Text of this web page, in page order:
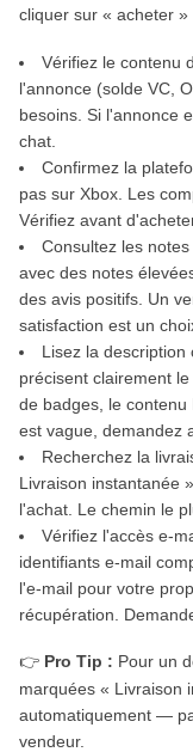
cliquer sur « acheter »
Vérifiez le contenu
l'annonce (solde VC,
besoins. Si l'annonce
chat.
Confirmez la
pas sur Xbox. Les
Vérifiez avant
Consultez les
avec des notes
des avis positifs. Un
satisfaction est un
Lisez la
précisent clairement
de badges, le contenu
est vague, demandez
Recherchez la
Livraison instantanée
l'achat. Le chemin le
Vérifiez l'accès e-
identifiants e-mail
l'e-mail pour votre
récupération.
👉 Pro Tip : Pour un
marquées « Livraison
automatiquement —
vendeur.